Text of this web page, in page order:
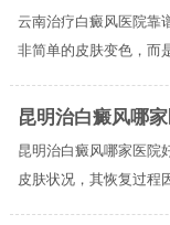
云南治疗白癜风医院靠
非简单的皮肤变色，而
昆明治白癜风哪
昆明治白癜风哪家医院
皮肤状况，其恢复过程